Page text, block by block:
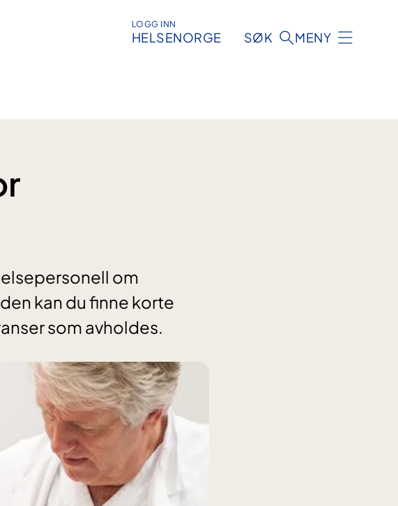
LOGG INN
HELSENORGE SØK MENY
om
kan du finne korte
som avholdes.